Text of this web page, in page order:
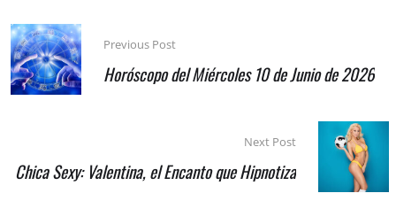
Previous Post
Horóscopo del Miércoles 10 de Junio de 2026
Next Post
Chica Sexy: Valentina, el Encanto que Hipnotiza